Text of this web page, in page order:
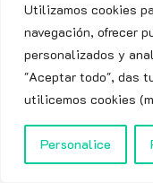
Utilizamos cookies
navegación, ofrecer
personalizados y
"Aceptar todo", das
utilicemos cookies
Personalice
Navidad
Día Infantil
Día de la Madre
Día del Padre